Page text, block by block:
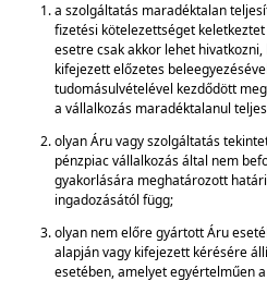
a szolgáltatás maradéktalan
fizetési kötelezettséget
esetre csak akkor lehet
kifejezett előzetes
tudomásulvételével kezdődött
a vállalkozás maradéktalanul
olyan Áru vagy szolgáltatás
pénzpiac vállalkozás által nem
gyakorlására meghatározott
ingadozásától függ;
olyan nem előre gyártott Áru
alapján vagy kifejezett kérésére
esetében, amelyet egyértelműen